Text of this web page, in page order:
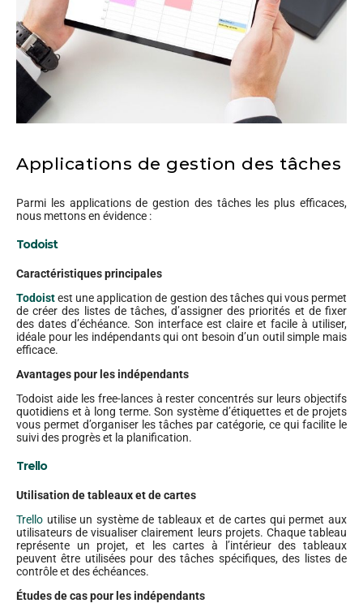
Applications de gestion des tâches
Parmi les applications de gestion des tâches les plus efficaces,
nous mettons en évidence :
Todoist
Caractéristiques principales
Todoistest une application de gestion des tâches qui vous permet
de créer des listes de tâches, d’assigner des priorités et de fixer
des dates d’échéance. Son interface est claire et facile à utiliser,
idéale pour les indépendants qui ont besoin d’un outil simple mais
efficace.
Avantages pour les indépendants
Todoist aide les free-lances à rester concentrés sur leurs objectifs
quotidiens et à long terme. Son système d’étiquettes et de projets
vous permet d’organiser les tâches par catégorie, ce qui facilite le
suivi des progrès et la planification.
Trello
Utilisation de tableaux et de cartes
Trello utilise un système de tableaux et de cartes qui permet aux
utilisateurs de visualiser clairement leurs projets. Chaque tableau
représente un projet, et les cartes à l’intérieur des tableaux
peuvent être utilisées pour des tâches spécifiques, des listes de
contrôle et des échéances.
Études de cas pour les indépendants